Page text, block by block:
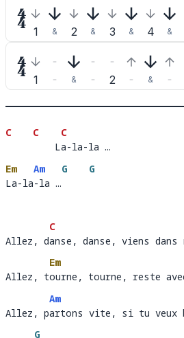
 1 & 2 & 3 & 4 &
 1 & 2 &
C
C
    L
C
a
         La-la-la …
Em
La-la
Am
-la …
G
G
La-la-la …
Allez, d
C
an
Allez, danse, danse, viens dans
Allez, t
Em
our
Allez, tourne, tourne, reste
Allez, p
Am
artons vite, si
Allez, partons vite, si tu veux
G